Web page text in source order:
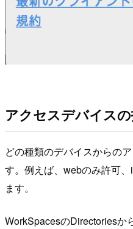
アクセスデバイス
どの種類のデバイスからの
す。例えば、webのみ許可
ます。
WorkSpacesのDirectoriesか